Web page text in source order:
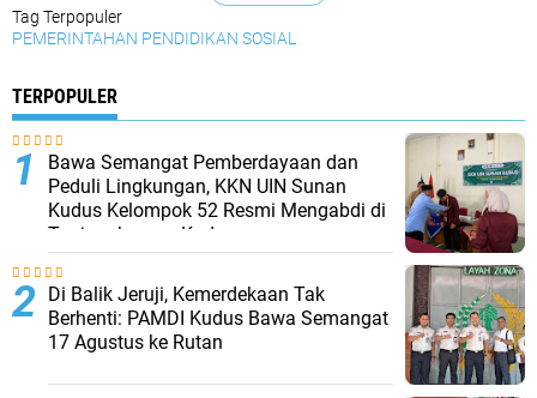
Tag Terpopuler
PEMERINTAHAN PENDIDIKAN SOSIAL
TERPOPULER
Bawa Semangat Pemberdayaan dan
Peduli Lingkungan, KKN UIN Sunan
Kudus Kelompok 52 Resmi Mengabdi di
Tanjungkarang Kudus
Di Balik Jeruji, Kemerdekaan Tak
Berhenti: PAMDI Kudus Bawa Semangat
17 Agustus ke Rutan